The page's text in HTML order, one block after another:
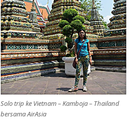
Solo trip ke Vietnam – Kamboja – Thailand
bersama AirAsia